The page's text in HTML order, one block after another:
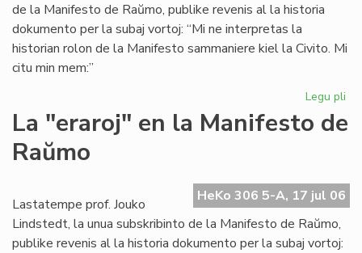
de la Manifesto de Raŭmo, publike revenis al la historia
dokumento per la subaj vortoj: “Mi ne interpretas la
historian rolon de la Manifesto sammaniere kiel la Civito. Mi
citu min mem:”
Legu pli
La "eraroj" en la Manifesto de
Raŭmo
HeKo 306 5-A, 17 jul 06
Lastatempe prof. Jouko
Lindstedt, la unua subskribinto de la Manifesto de Raŭmo,
publike revenis al la historia dokumento per la subaj vortoj: